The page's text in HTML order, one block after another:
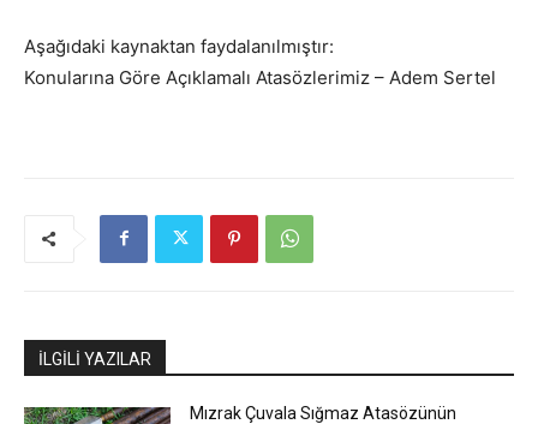
Aşağıdaki kaynaktan faydalanılmıştır:
Konularına Göre Açıklamalı Atasözlerimiz – Adem Sertel
İLGİLİ YAZILAR
Mızrak Çuvala Sığmaz Atasözünün